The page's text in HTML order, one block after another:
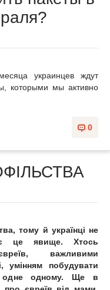
украинцев ждут
которыми мы активно
0
тому й українці не
це явище. Хтось
важливими
умінням побудувати
одне одному. Ще в